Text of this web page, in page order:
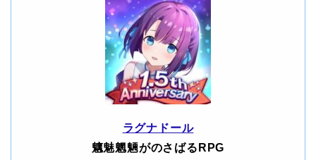
ラグナドール
魑魅魍魎がのさばるRPG